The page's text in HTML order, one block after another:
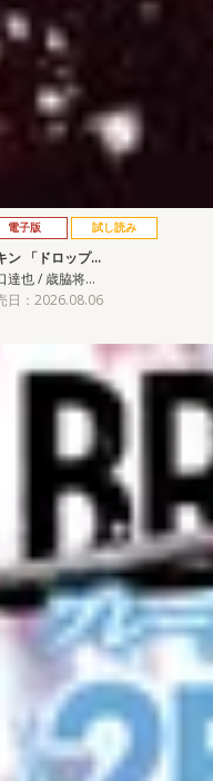
電子版 試し読み
ン 「ドロップ…
達也 / 歳脇将…
日：2026.08.06